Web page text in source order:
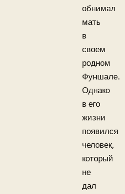
обнимал
мать
в
своем
родном
Фуншале.
Однако
в его
жизни
появился
человек,
который
не
дал